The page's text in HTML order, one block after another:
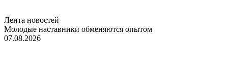
Лента новостей
Молодые наставники обменяются опытом
07.08.2026